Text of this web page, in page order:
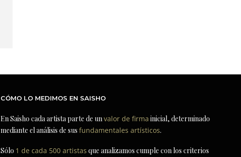
CÓMO LO MEDIMOS EN SAISHO
En Saisho cada artista parte de unvalor de firma inicial, determinado
mediante el análisis de susfundamentales artísticos.
Sólo 1 de cada 500 artistas que analizamos cumple con los criterios